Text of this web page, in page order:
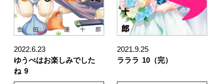
2022.6.23
ゆうべはお楽しみでした
ね 9
2021.9.25
ラララ 10（完）